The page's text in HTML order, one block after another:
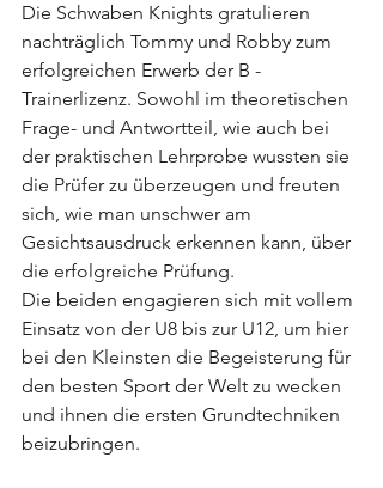
Die Schwaben Knights gratulieren
nachträglich Tommy und Robby zum
erfolgreichen Erwerb der B -
Trainerlizenz. Sowohl im theoretischen
Frage- und Antwortteil, wie auch bei
der praktischen Lehrprobe wussten sie
die Prüfer zu überzeugen und freuten
sich, wie man unschwer am
Gesichtsausdruck erkennen kann, über
die erfolgreiche Prüfung.
Die beiden engagieren sich mit vollem
Einsatz von der U8 bis zur U12, um hier
bei den Kleinsten die Begeisterung für
den besten Sport der Welt zu wecken
und ihnen die ersten Grundtechniken
beizubringen.